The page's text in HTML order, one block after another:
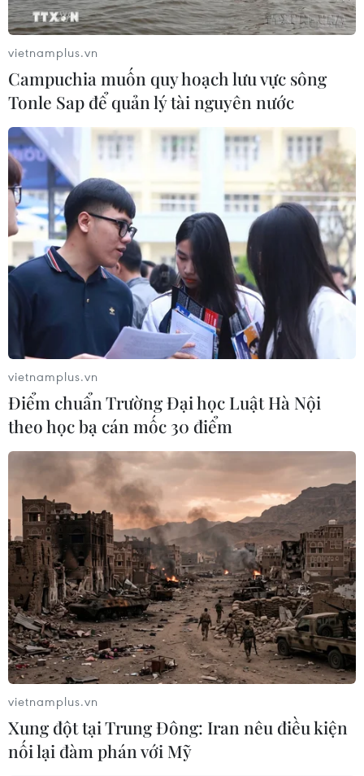
TIN CÙNG CHUYÊN MỤC
Lâm Đồng xử lý căn cơ các tồn tại
trong quản lý, bảo vệ rừng
10/08/2026 07:44
vietnamplus.vn
Campuchia muốn quy hoạch lưu vực sông
Tonle Sap để quản lý tài nguyên nước
vietnamplus.vn
Điểm chuẩn Trường Đại học Luật Hà Nội
theo học bạ cán mốc 30 điểm
vietnamplus.vn
Xung đột tại Trung Đông: Iran nêu điều kiện
nối lại đàm phán với Mỹ